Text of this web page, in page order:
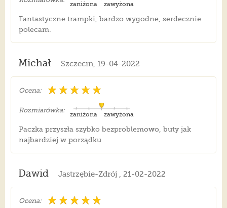
zawyżona
zaniżona
Fantastyczne trampki, bardzo wygodne, serdecznie
polecam.
Michał Szczecin, 19-04-2022
Ocena:
Rozmiarówka:
zawyżona
zaniżona
Paczka przyszła szybko bezproblemowo, buty jak
najbardziej w porządku
Dawid Jastrzębie-Zdrój , 21-02-2022
Ocena: